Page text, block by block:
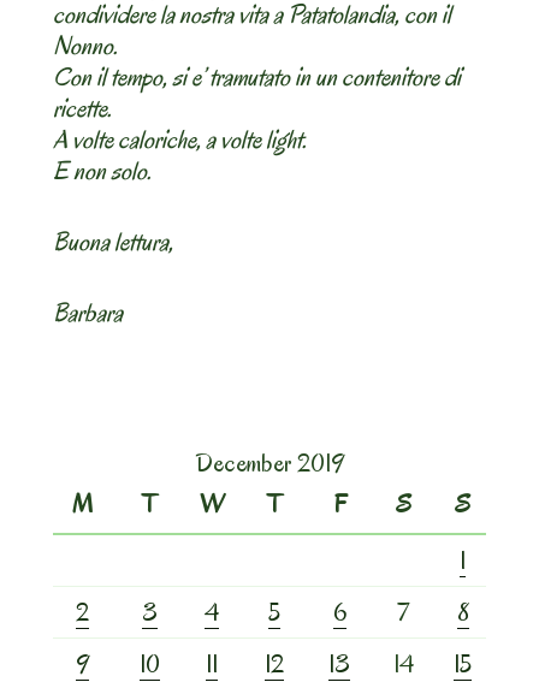
condividere la nostra vita a Patatolandia, con il
Nonno.
Con il tempo, si e’ tramutato in un contenitore di
ricette.
A volte caloriche, a volte light.
E non solo.
Buona lettura,
Barbara
December 2019
M
T W T F S
S
1
2
3 4 5 6 7
8
9
10 11 12 13 14
15